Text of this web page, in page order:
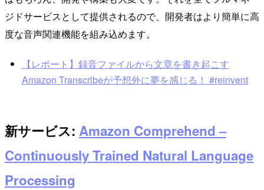
ジドサービスとして提供されるので、開発者はより簡単に高
度な音声関連機能を組み込めます。
【レポート】録音ファイルから文章を書き起こす
Amazon Transcribeが予想外に夢を感じる！ #reinvent
新サービス: Amazon Comprehend –
Continuously Trained Natural Language
Processing